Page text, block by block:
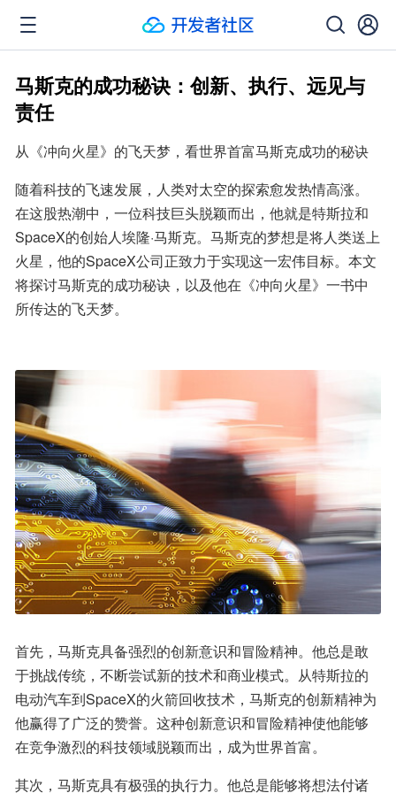
马斯克的成功秘诀：创新、执行、远见与
责任
从《冲向火星》的飞天梦，看世界首富马斯克成功的秘诀
随着科技的飞速发展，人类对太空的探索愈发热情高涨。
在这股热潮中，一位科技巨头脱颖而出，他就是特斯拉和
SpaceX的创始人埃隆·马斯克。马斯克的梦想是将人类送上
火星，他的SpaceX公司正致力于实现这一宏伟目标。本文
将探讨马斯克的成功秘诀，以及他在《冲向火星》一书中
所传达的飞天梦。
首先，马斯克具备强烈的创新意识和冒险精神。他总是敢
于挑战传统，不断尝试新的技术和商业模式。从特斯拉的
电动汽车到SpaceX的火箭回收技术，马斯克的创新精神为
他赢得了广泛的赞誉。这种创新意识和冒险精神使他能够
在竞争激烈的科技领域脱颖而出，成为世界首富。
其次，马斯克具有极强的执行力。他总是能够将想法付诸